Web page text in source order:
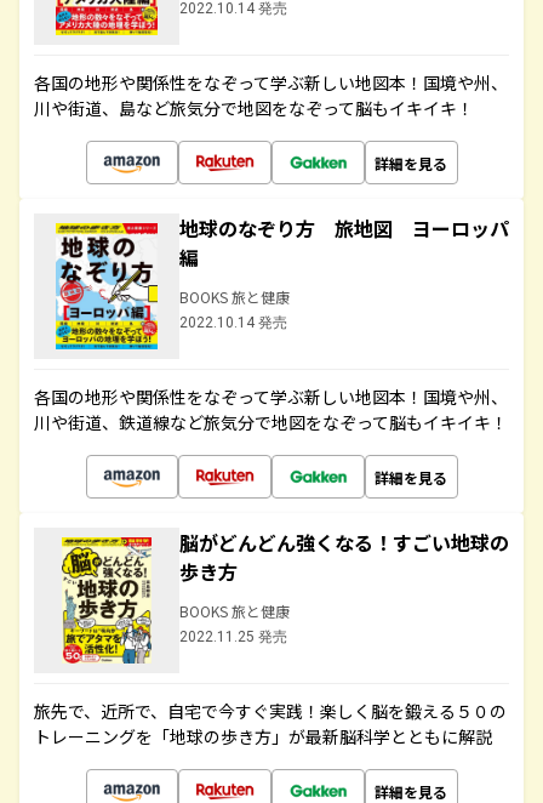
2022.10.14 発売
各国の地形や関係性をなぞって学ぶ新しい地図本！国境や州、
川や街道、島など旅気分で地図をなぞって脳もイキイキ！
詳細を見る
地球のなぞり方 旅地図 ヨーロッパ
編
BOOKS 旅と健康
2022.10.14 発売
各国の地形や関係性をなぞって学ぶ新しい地図本！国境や州、
川や街道、鉄道線など旅気分で地図をなぞって脳もイキイキ！
詳細を見る
脳がどんどん強くなる！すごい地球の
歩き方
BOOKS 旅と健康
2022.11.25 発売
旅先で、近所で、自宅で今すぐ実践！楽しく脳を鍛える５０の
トレーニングを「地球の歩き方」が最新脳科学とともに解説
詳細を見る